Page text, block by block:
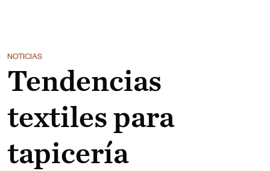
NOTICIAS
Tendencias
textiles para
tapicería